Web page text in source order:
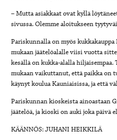
– Mutta asiakkaat ovat kyllä
sivussa. Olemme aloitukseen
Pariskunnalla on myös
mukaan jäätelöalalle viisi vuotta
kesällä on kukka-alalla
mukaan vaikuttanut, että paikka on
käynyt koulua Kauniaisissa, ja että
Pariskunnan kioskeista ainoastaan
jäätelöä, ja kioski on auki joka päivä
KÄÄNNÖS: JUHANI HEIKKILÄ